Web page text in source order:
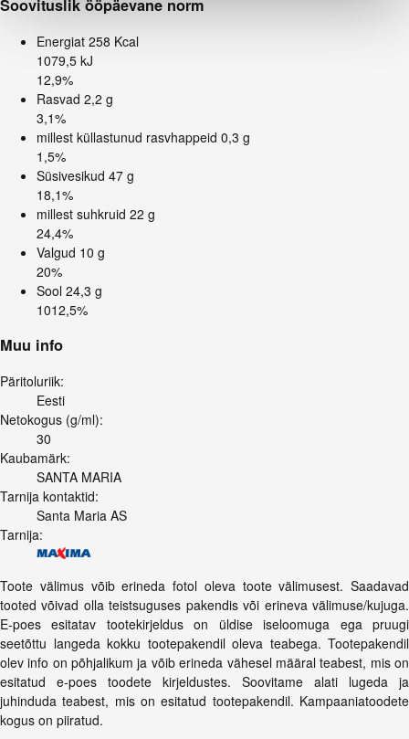
Soovituslik ööpäevane norm
Energiat 258 Kcal
1079,5 kJ
12,9%
Rasvad 2,2 g
3,1%
millest küllastunud rasvhappeid 0,3 g
1,5%
Süsivesikud 47 g
18,1%
millest suhkruid 22 g
24,4%
Valgud 10 g
20%
Sool 24,3 g
1012,5%
Muu info
Päritoluriik:
Eesti
Netokogus (g/ml):
30
Kaubamärk:
SANTA MARIA
Tarnija kontaktid:
Santa Maria AS
Tarnija:
Toote välimus võib erineda fotol oleva toote välimusest. Saadavad
tooted võivad olla teistsuguses pakendis või erineva välimuse/kujuga.
E-poes esitatav tootekirjeldus on üldise iseloomuga ega pruugi
seetõttu langeda kokku tootepakendil oleva teabega. Tootepakendil
olev info on põhjalikum ja võib erineda vähesel määral teabest, mis on
esitatud e-poes toodete kirjeldustes. Soovitame alati lugeda ja
juhinduda teabest, mis on esitatud tootepakendil. Kampaaniatoodete
kogus on piiratud.